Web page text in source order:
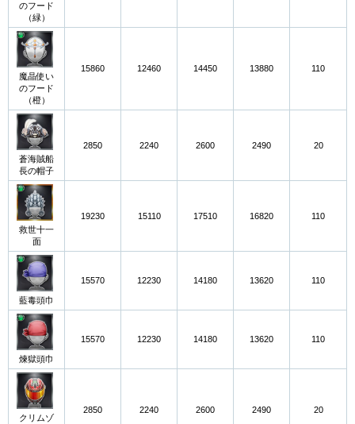
のフード
（緑）
魔晶使い
のフード
（橙）
15860 12460 14450 13880 110
蒼海賊船
長の帽子
2850 2240 2600 2490 20
救世十一
面
19230 15110 17510 16820 110
藍毒頭巾
15570 12230 14180 13620 110
煉獄頭巾
15570 12230 14180 13620 110
クリムゾ
2850 2240 2600 2490 20